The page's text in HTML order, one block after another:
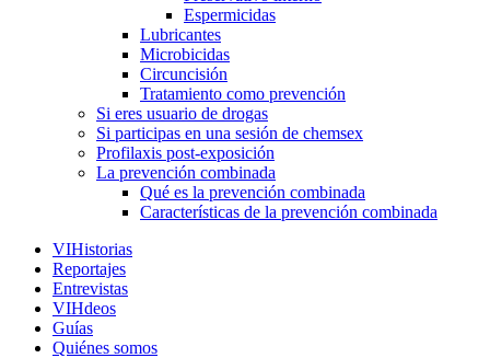
Espermicidas
Lubricantes
Microbicidas
Circuncisión
Tratamiento como prevención
Si eres usuario de drogas
Si participas en una sesión de chemsex
Profilaxis post-exposición
La prevención combinada
Qué es la prevención combinada
Características de la prevención combinada
VIHistorias
Reportajes
Entrevistas
VIHdeos
Guías
Quiénes somos